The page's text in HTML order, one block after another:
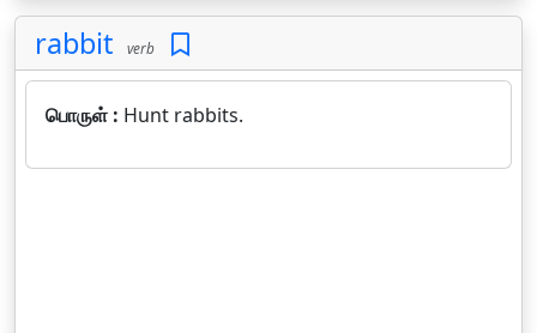
rabbit verb
பொருள் : Hunt rabbits.